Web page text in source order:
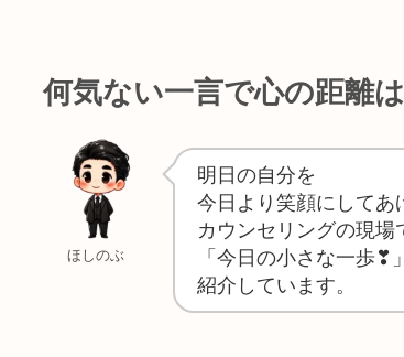
何気ない一言で心の距離
ほしのぶ
明日の自分を
今日より笑顔にしてあ
カウンセリングの現場
「今日の小さな一歩❣
紹介しています。